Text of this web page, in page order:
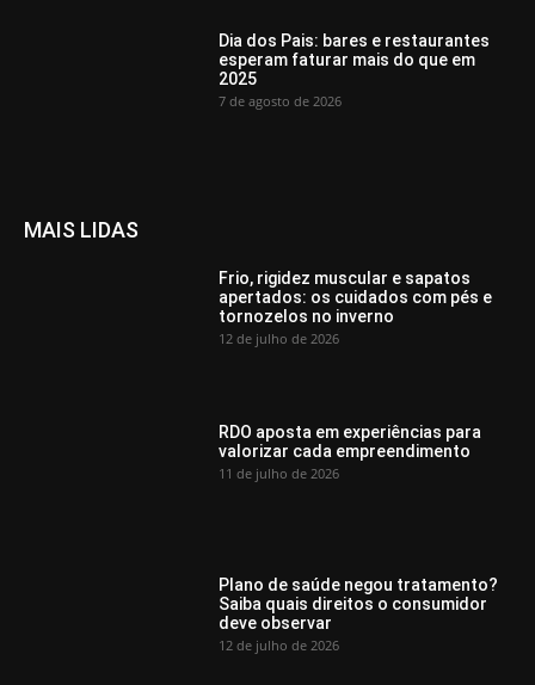
Dia dos Pais: bares e restaurantes
esperam faturar mais do que em
2025
7 de agosto de 2026
MAIS LIDAS
Frio, rigidez muscular e sapatos
apertados: os cuidados com pés e
tornozelos no inverno
12 de julho de 2026
RDO aposta em experiências para
valorizar cada empreendimento
11 de julho de 2026
Plano de saúde negou tratamento?
Saiba quais direitos o consumidor
deve observar
12 de julho de 2026